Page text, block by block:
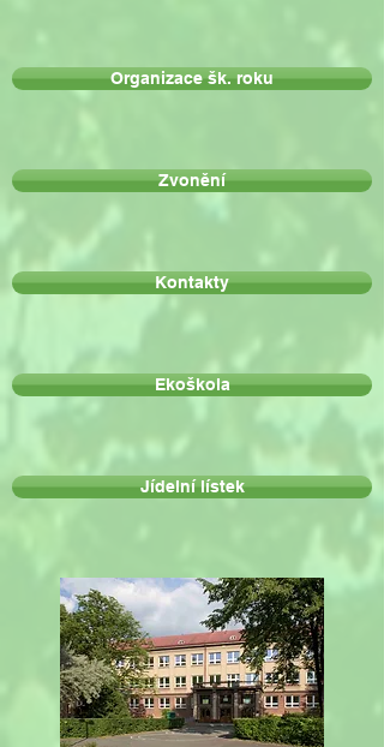
Organizace šk. roku
Zvonění
Kontakty
Ekoškola
Jídelní lístek